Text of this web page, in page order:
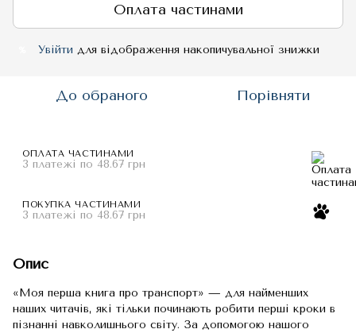
Оплата частинами
Увійти для відображення накопичувальної знижки
До обраного Порівняти
ОПЛАТА ЧАСТИНАМИ
3 платежі по 48.67 грн
ПОКУПКА ЧАСТИНАМИ
3 платежі по 48.67 грн
Опис
«Моя перша книга про транспорт» — для найменших
наших читачів, які тільки починають робити перші кроки в
пізнанні навколишнього світу. За допомогою нашого